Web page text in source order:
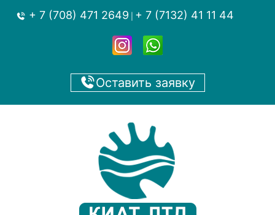
+ 7 (708) 471 2649 + 7 (7132) 41 11 44
Оставить заявку